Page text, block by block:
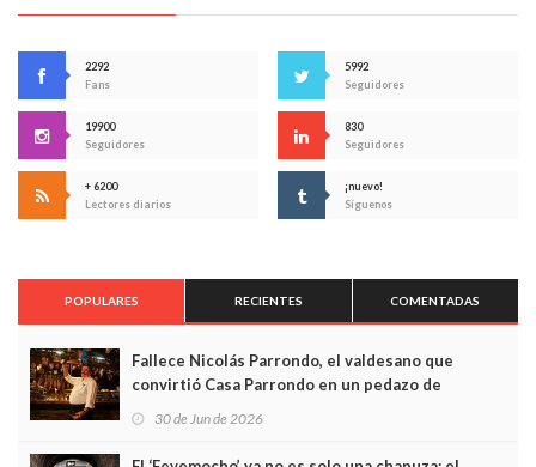
2292
Fans
5992
Seguidores
19900
Seguidores
830
Seguidores
+ 6200
Lectores diarios
¡nuevo!
Síguenos
POPULARES RECIENTES COMENTADAS
Fallece Nicolás Parrondo, el valdesano que
convirtió Casa Parrondo en un pedazo de
Asturias en Madrid
30 de Jun de 2026